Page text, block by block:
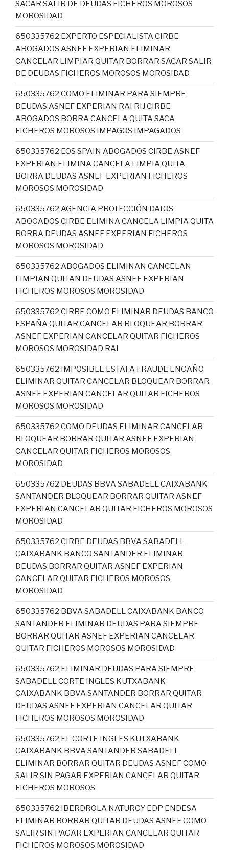
SACAR SALIR DE DEUDAS FICHEROS MOROSOS
MOROSIDAD
650335762 EXPERTO ESPECIALISTA CIRBE
ABOGADOS ASNEF EXPERIAN ELIMINAR
CANCELAR LIMPIAR QUITAR BORRAR SACAR SALIR
DE DEUDAS FICHEROS MOROSOS MOROSIDAD
650335762 COMO ELIMINAR PARA SIEMPRE
DEUDAS ASNEF EXPERIAN RAI RIJ CIRBE
ABOGADOS BORRA CANCELA QUITA SACA
FICHEROS MOROSOS IMPAGOS IMPAGADOS
650335762 EOS SPAIN ABOGADOS CIRBE ASNEF
EXPERIAN ELIMINA CANCELA LIMPIA QUITA
BORRA DEUDAS ASNEF EXPERIAN FICHEROS
MOROSOS MOROSIDAD
650335762 AGENCIA PROTECCIÓN DATOS
ABOGADOS CIRBE ELIMINA CANCELA LIMPIA QUITA
BORRA DEUDAS ASNEF EXPERIAN FICHEROS
MOROSOS MOROSIDAD
650335762 ABOGADOS ELIMINAN CANCELAN
LIMPIAN QUITAN DEUDAS ASNEF EXPERIAN
FICHEROS MOROSOS MOROSIDAD
650335762 CIRBE COMO ELIMINAR DEUDAS BANCO
ESPAÑA QUITAR CANCELAR BLOQUEAR BORRAR
ASNEF EXPERIAN CANCELAR QUITAR FICHEROS
MOROSOS MOROSIDAD RAI
650335762 IMPOSIBLE ESTAFA FRAUDE ENGAÑO
ELIMINAR QUITAR CANCELAR BLOQUEAR BORRAR
ASNEF EXPERIAN CANCELAR QUITAR FICHEROS
MOROSOS MOROSIDAD
650335762 COMO DEUDAS ELIMINAR CANCELAR
BLOQUEAR BORRAR QUITAR ASNEF EXPERIAN
CANCELAR QUITAR FICHEROS MOROSOS
MOROSIDAD
650335762 DEUDAS BBVA SABADELL CAIXABANK
SANTANDER BLOQUEAR BORRAR QUITAR ASNEF
EXPERIAN CANCELAR QUITAR FICHEROS MOROSOS
MOROSIDAD
650335762 CIRBE DEUDAS BBVA SABADELL
CAIXABANK BANCO SANTANDER ELIMINAR
DEUDAS BORRAR QUITAR ASNEF EXPERIAN
CANCELAR QUITAR FICHEROS MOROSOS
MOROSIDAD
650335762 BBVA SABADELL CAIXABANK BANCO
SANTANDER ELIMINAR DEUDAS PARA SIEMPRE
BORRAR QUITAR ASNEF EXPERIAN CANCELAR
QUITAR FICHEROS MOROSOS MOROSIDAD
650335762 ELIMINAR DEUDAS PARA SIEMPRE
SABADELL CORTE INGLES KUTXABANK
CAIXABANK BBVA SANTANDER BORRAR QUITAR
DEUDAS ASNEF EXPERIAN CANCELAR QUITAR
FICHEROS MOROSOS MOROSIDAD
650335762 EL CORTE INGLES KUTXABANK
CAIXABANK BBVA SANTANDER SABADELL
ELIMINAR BORRAR QUITAR DEUDAS ASNEF COMO
SALIR SIN PAGAR EXPERIAN CANCELAR QUITAR
FICHEROS MOROSOS
650335762 IBERDROLA NATURGY EDP ENDESA
ELIMINAR BORRAR QUITAR DEUDAS ASNEF COMO
SALIR SIN PAGAR EXPERIAN CANCELAR QUITAR
FICHEROS MOROSOS MOROSIDAD